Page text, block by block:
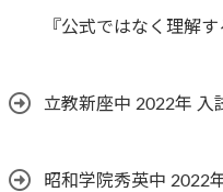
『公式ではなく理解す
立教新座中 2022年 入
昭和学院秀英中 2022